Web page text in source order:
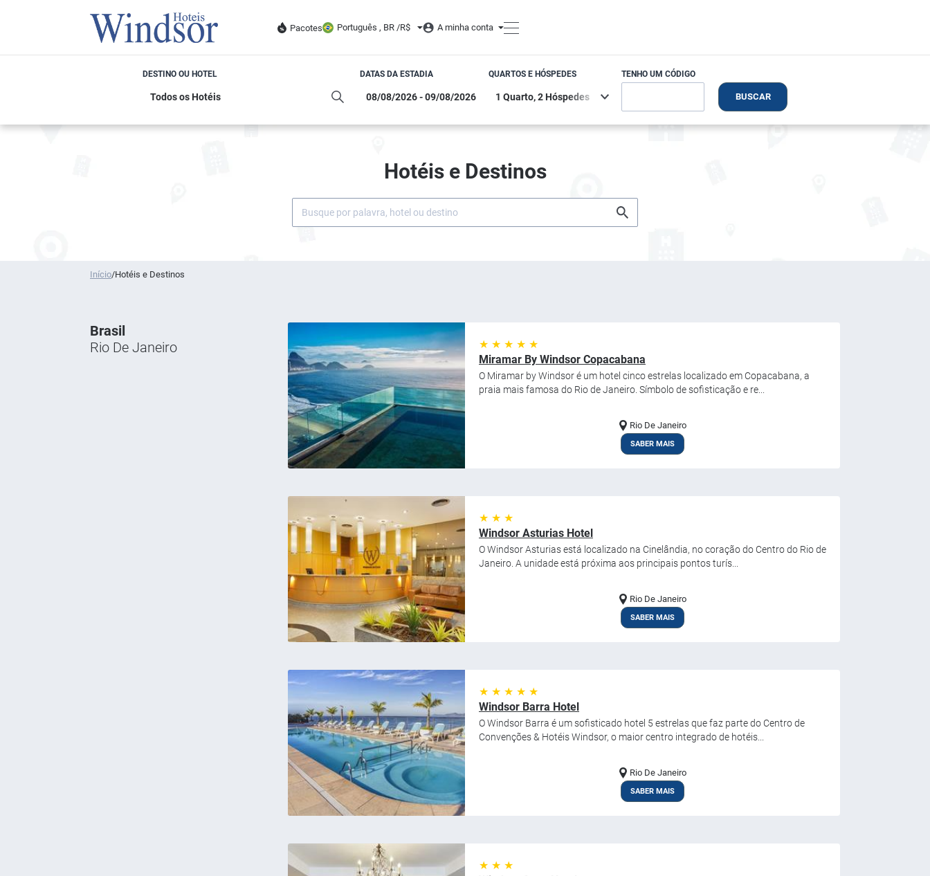
Pacotes Português , BR /R$ A minha conta
DESTINO OU HOTEL DATAS DA ESTADIA QUARTOS E HÓSPEDES TENHO UM CÓDIGO
BUSCAR
Hotéis e Destinos
Início/Hotéis e Destinos
Brasil
Rio De Janeiro
★ ★ ★ ★ ★
Miramar By Windsor Copacabana
O Miramar by Windsor é um hotel cinco estrelas localizado em Copacabana, a
praia mais famosa do Rio de Janeiro. Símbolo de sofisticação e re...
Rio De Janeiro
SABER MAIS
★ ★ ★
Windsor Asturias Hotel
O Windsor Asturias está localizado na Cinelândia, no coração do Centro do Rio de
Janeiro. A unidade está próxima aos principais pontos turís...
Rio De Janeiro
SABER MAIS
★ ★ ★ ★ ★
Windsor Barra Hotel
O Windsor Barra é um sofisticado hotel 5 estrelas que faz parte do Centro de
Convenções & Hotéis Windsor, o maior centro integrado de hotéis...
Rio De Janeiro
SABER MAIS
★ ★ ★